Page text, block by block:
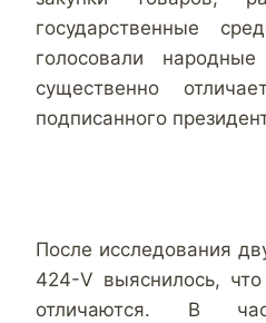
государственные
голосовали
существенно
подписанного
После исследования
424-V выяснилось, что
отличаются. В